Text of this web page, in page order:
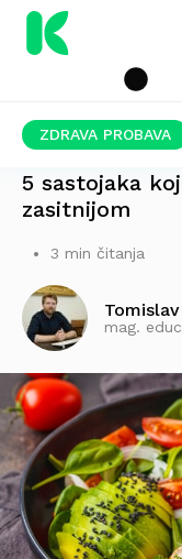
ZDRAVA PROBAVA
5 sastojaka
zasitnijom
3 min čitanja
mag.